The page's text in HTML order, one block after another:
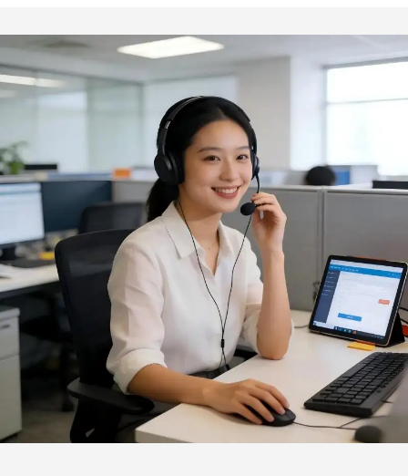
en bestrijkgebruik in de
keuken, voor sauzen en
voedsel
thuisgebruik,
minimalistisch ontwerp,
saus, 100 stuks